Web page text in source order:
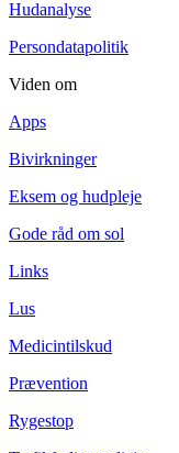
Hudanalyse
Persondatapolitik
Viden om
Apps
Bivirkninger
Eksem og hudpleje
Gode råd om sol
Links
Lus
Medicintilskud
Prævention
Rygestop